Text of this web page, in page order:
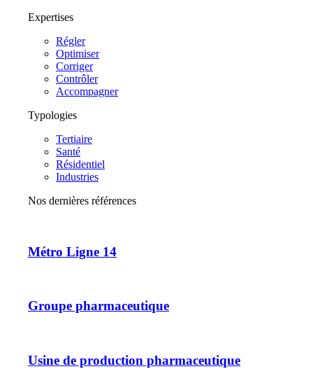
Expertises
Régler
Optimiser
Corriger
Contrôler
Accompagner
Typologies
Tertiaire
Santé
Résidentiel
Industries
Nos dernières références
Métro Ligne 14
Groupe pharmaceutique
Usine de production pharmaceutique